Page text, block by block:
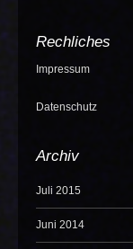
Rechliches
Impressum
Datenschutz
Archiv
Juli 2015
Juni 2014